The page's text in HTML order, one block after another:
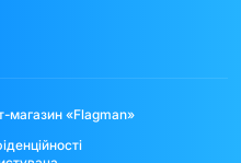
магазин «Flagman»